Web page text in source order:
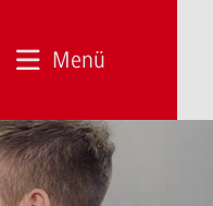
Menü